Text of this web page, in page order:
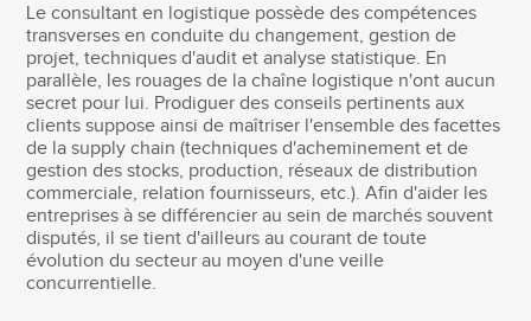
Le consultant en logistique possède des compétences
transverses en conduite du changement, gestion de
projet, techniques d'audit et analyse statistique. En
parallèle, les rouages de la chaîne logistique n'ont aucun
secret pour lui. Prodiguer des conseils pertinents aux
clients suppose ainsi de maîtriser l'ensemble des facettes
de la supply chain (techniques d'acheminement et de
gestion des stocks, production, réseaux de distribution
commerciale, relation fournisseurs, etc.). Afin d'aider les
entreprises à se différencier au sein de marchés souvent
disputés, il se tient d'ailleurs au courant de toute
évolution du secteur au moyen d'une veille
concurrentielle.